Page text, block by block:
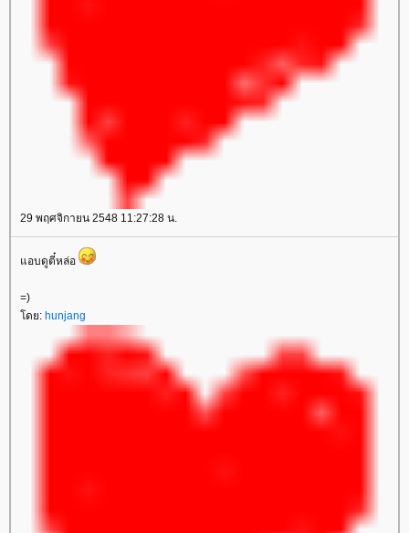
29 พฤศจิกายน 2548 11:27:28 น.
อบดูตี๋หล่อ
=)
ดย: hunjang